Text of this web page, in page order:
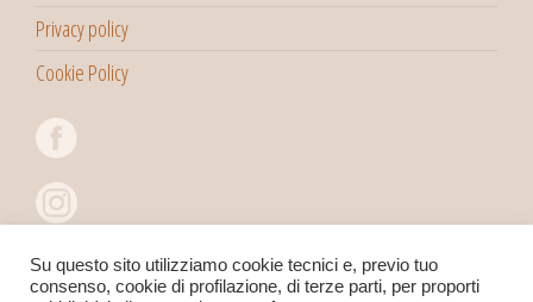
Privacy policy
Cookie Policy
Su questo sito utilizziamo cookie tecnici e, previo tuo
consenso, cookie di profilazione, di terze parti, per proporti